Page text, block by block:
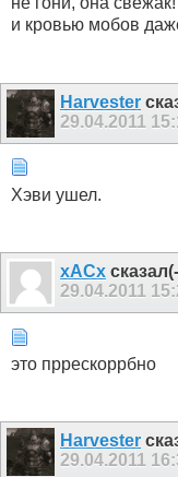
и кровью мобов
Harvester
29.04.2011
Хэви ушел.
xACx
29.04.2011
это пррескоррбно
Harvester
29.04.2011